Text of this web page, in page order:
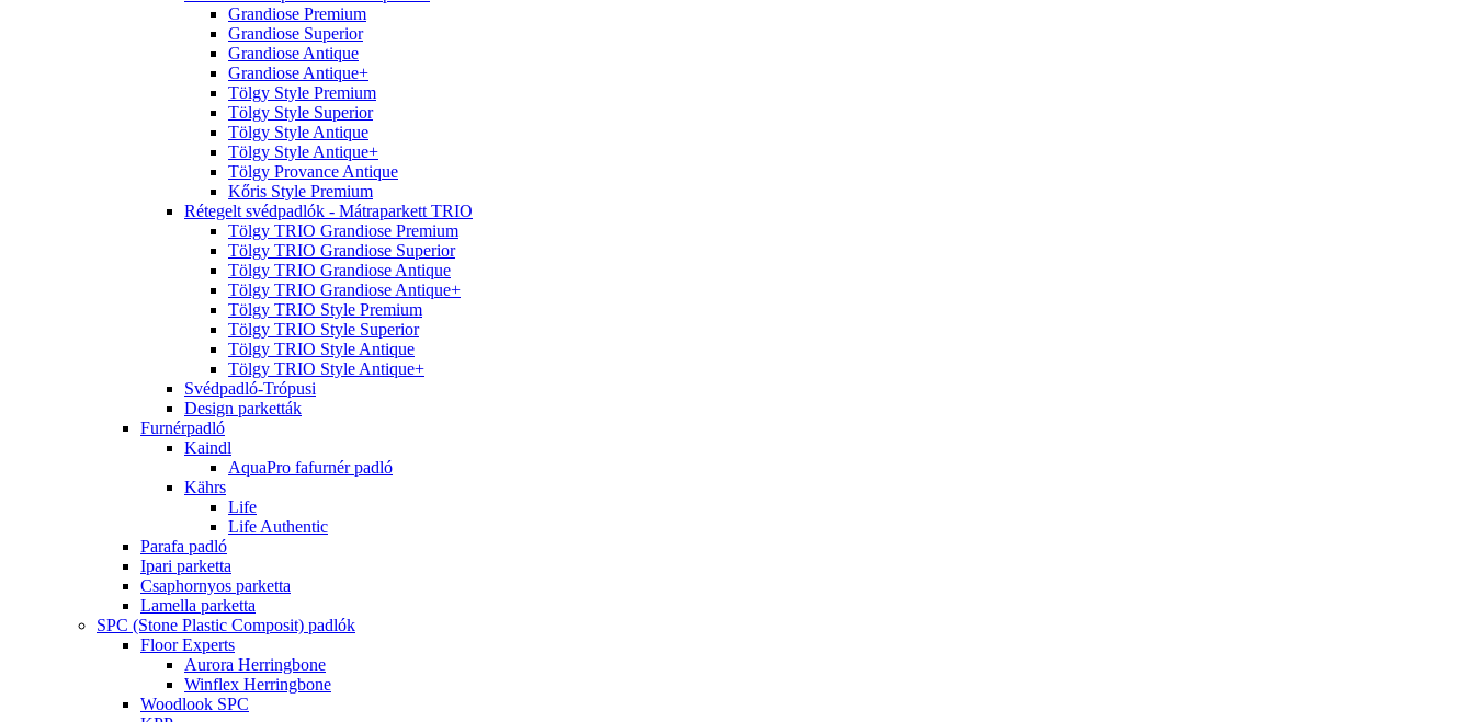
Grandiose Premium
Grandiose Superior
Grandiose Antique
Grandiose Antique+
Tölgy Style Premium
Tölgy Style Superior
Tölgy Style Antique
Tölgy Style Antique+
Tölgy Provance Antique
Kőris Style Premium
Rétegelt svédpadlók - Mátraparkett TRIO
Tölgy TRIO Grandiose Premium
Tölgy TRIO Grandiose Superior
Tölgy TRIO Grandiose Antique
Tölgy TRIO Grandiose Antique+
Tölgy TRIO Style Premium
Tölgy TRIO Style Superior
Tölgy TRIO Style Antique
Tölgy TRIO Style Antique+
Svédpadló-Trópusi
Design parketták
Furnérpadló
Kaindl
AquaPro fafurnér padló
Kährs
Life
Life Authentic
Parafa padló
Ipari parketta
Csaphornyos parketta
Lamella parketta
SPC (Stone Plastic Composit) padlók
Floor Experts
Aurora Herringbone
Winflex Herringbone
Woodlook SPC